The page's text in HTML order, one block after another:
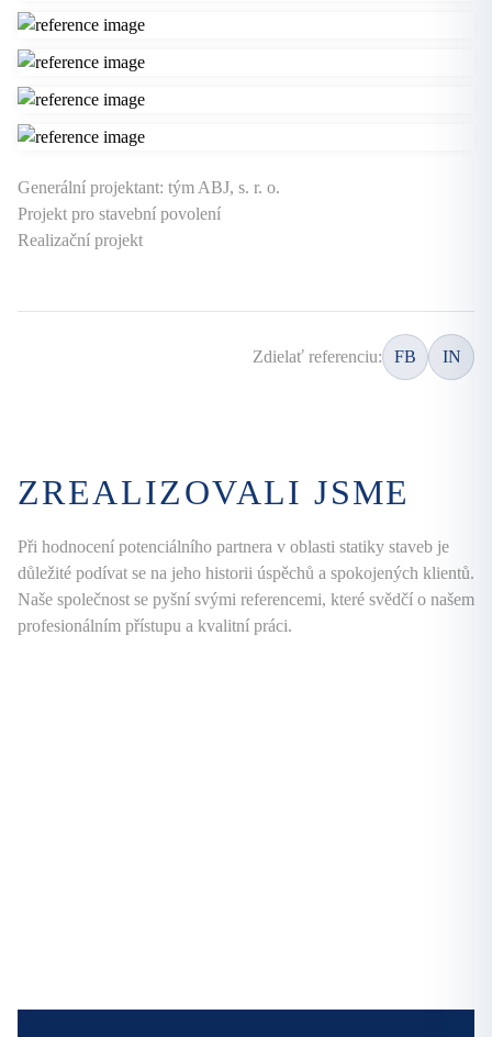
Generální projektant: tým ABJ, s. r. o.
Projekt pro stavební povolení
Realizační projekt
Zdielať referenciu: FB IN
ZREALIZOVALI JSME
Při hodnocení potenciálního partnera v oblasti statiky staveb je
důležité podívat se na jeho historii úspěchů a spokojených klientů.
Naše společnost se pyšní svými referencemi, které svědčí o našem
profesionálním přístupu a kvalitní práci.